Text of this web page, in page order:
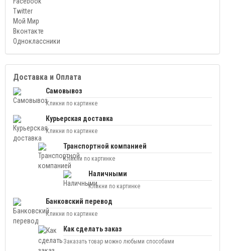
Twitter
Мой Мир
Вконтакте
Одноклассники
Доставка и Оплата
Самовывоз
Кликни по картинке
Курьерская доставка
Кликни по картинке
Транспортной компанией
Кликни по картинке
Наличными
Кликни по картинке
Банковский перевод
Кликни по картинке
Как сделать заказ
Заказать товар можно любыми способами